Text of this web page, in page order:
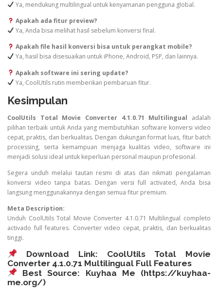
Ya, mendukung multilingual untuk kenyamanan pengguna global.
Apakah ada fitur preview?
Ya, Anda bisa melihat hasil sebelum konversi final.
Apakah file hasil konversi bisa untuk perangkat mobile?
Ya, hasil bisa disesuaikan untuk iPhone, Android, PSP, dan lainnya.
Apakah software ini sering update?
Ya, CoolUtils rutin memberikan pembaruan fitur.
Kesimpulan
CoolUtils Total Movie Converter 4.1.0.71 Multilingual adalah
pilihan terbaik untuk Anda yang membutuhkan software konversi video
cepat, praktis, dan berkualitas. Dengan dukungan format luas, fitur batch
processing, serta kemampuan menjaga kualitas video, software ini
menjadi solusi ideal untuk keperluan personal maupun profesional.
Segera unduh melalui tautan resmi di atas dan nikmati pengalaman
konversi video tanpa batas. Dengan versi full activated, Anda bisa
langsung menggunakannya dengan semua fitur premium.
Meta Description:
Unduh CoolUtils Total Movie Converter 4.1.0.71 Multilingual completo
activado full features. Converter video cepat, praktis, dan berkualitas
tinggi.
Download Link: CoolUtils Total Movie
Converter 4.1.0.71 Multilingual Full Features
Best Source: Kuyhaa Me (https://kuyhaa-
me.org/)